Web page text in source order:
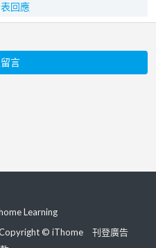
回應
言
Learning
© iThome
刊登廣告